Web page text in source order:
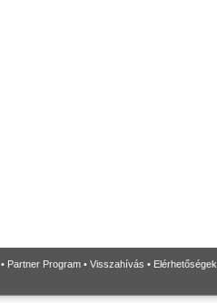
• Partner Program • Visszahívás • Elérhetőségek